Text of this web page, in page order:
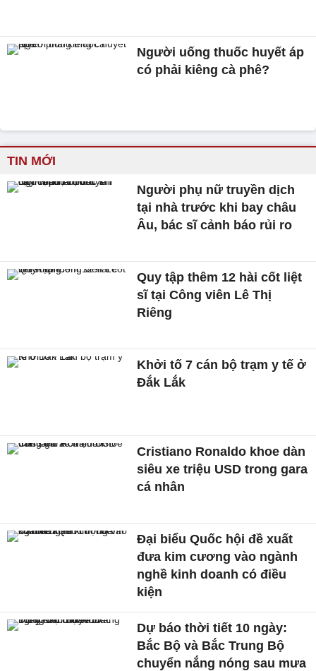
Người uống thuốc huyết áp
có phải kiêng cà phê?
TIN MỚI
Người phụ nữ truyền dịch
tại nhà trước khi bay châu
Âu, bác sĩ cảnh báo rủi ro
Quy tập thêm 12 hài cốt liệt
sĩ tại Công viên Lê Thị
Riêng
Khởi tố 7 cán bộ trạm y tế ở
Đắk Lắk
Cristiano Ronaldo khoe dàn
siêu xe triệu USD trong gara
cá nhân
Đại biểu Quốc hội đề xuất
đưa kim cương vào ngành
nghề kinh doanh có điều
kiện
Dự báo thời tiết 10 ngày:
Bắc Bộ và Bắc Trung Bộ
chuyển nắng nóng sau mưa